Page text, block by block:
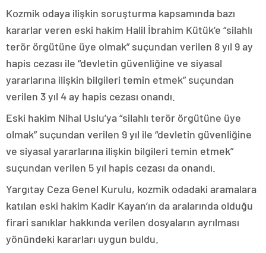
Kozmik odaya ilişkin soruşturma kapsamında bazı
kararlar veren eski hakim Halil İbrahim Kütük’e “silahlı
terör örgütüne üye olmak” suçundan verilen 8 yıl 9 ay
hapis cezası ile “devletin güvenliğine ve siyasal
yararlarına ilişkin bilgileri temin etmek” suçundan
verilen 3 yıl 4 ay hapis cezası onandı.
Eski hakim Nihal Uslu’ya “silahlı terör örgütüne üye
olmak” suçundan verilen 9 yıl ile “devletin güvenliğine
ve siyasal yararlarına ilişkin bilgileri temin etmek”
suçundan verilen 5 yıl hapis cezası da onandı.
Yargıtay Ceza Genel Kurulu, kozmik odadaki aramalara
katılan eski hakim Kadir Kayan’ın da aralarında olduğu
firari sanıklar hakkında verilen dosyaların ayrılması
yönündeki kararları uygun buldu.